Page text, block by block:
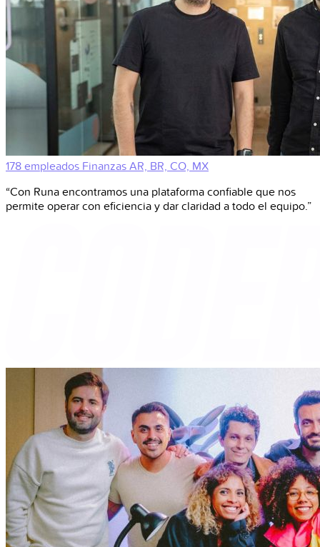
178 empleados Finanzas AR, BR, CO, MX
“Con Runa encontramos una plataforma confiable que nos
permite operar con eficiencia y dar claridad a todo el equipo.”